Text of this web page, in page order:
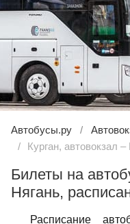
Автобусы.ру
Курган, автовокзал –
Билеты на
Нягань,
Расписание